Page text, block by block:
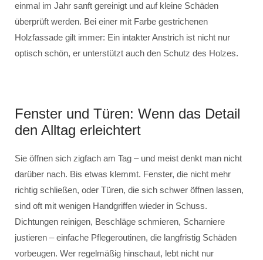
einmal im Jahr sanft gereinigt und auf kleine Schäden
überprüft werden. Bei einer mit Farbe gestrichenen
Holzfassade gilt immer: Ein intakter Anstrich ist nicht nur
optisch schön, er unterstützt auch den Schutz des Holzes.
Fenster und Türen: Wenn das Detail
den Alltag erleichtert
Sie öffnen sich zigfach am Tag – und meist denkt man nicht
darüber nach. Bis etwas klemmt. Fenster, die nicht mehr
richtig schließen, oder Türen, die sich schwer öffnen lassen,
sind oft mit wenigen Handgriffen wieder in Schuss.
Dichtungen reinigen, Beschläge schmieren, Scharniere
justieren – einfache Pflegeroutinen, die langfristig Schäden
vorbeugen. Wer regelmäßig hinschaut, lebt nicht nur